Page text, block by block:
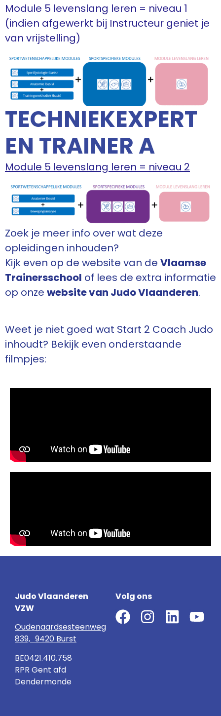
Module 5 levenslang leren = niveau 1
(indien afgewerkt bij Instructeur geniet je
van vrijstelling)
TECHNIEKEXPERT
EN TRAINER A
Module 5 levenslang leren = niveau 2
Zoek je meer info over wat deze
opleidingen inhouden?
Kijk even op de website van de Vlaamse
Trainersschool of lees de extra informatie
op onze website van Judo Vlaanderen.
Weet je niet goed wat Start 2 Coach Judo
inhoudt? Bekijk even onderstaande
filmpjes:
Judo Vlaanderen
VZW
Oudenaardsesteenweg
839, 9420 Burst
BE0421.410.758
RPR Gent afd
Dendermonde
Volg ons